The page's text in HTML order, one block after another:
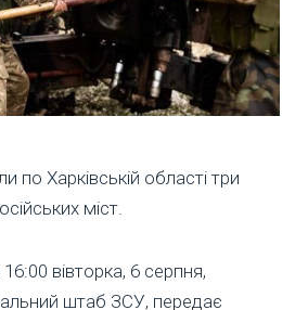
по Харківській області три
міст.
вівторка, 6 серпня,
штаб ЗСУ, передає